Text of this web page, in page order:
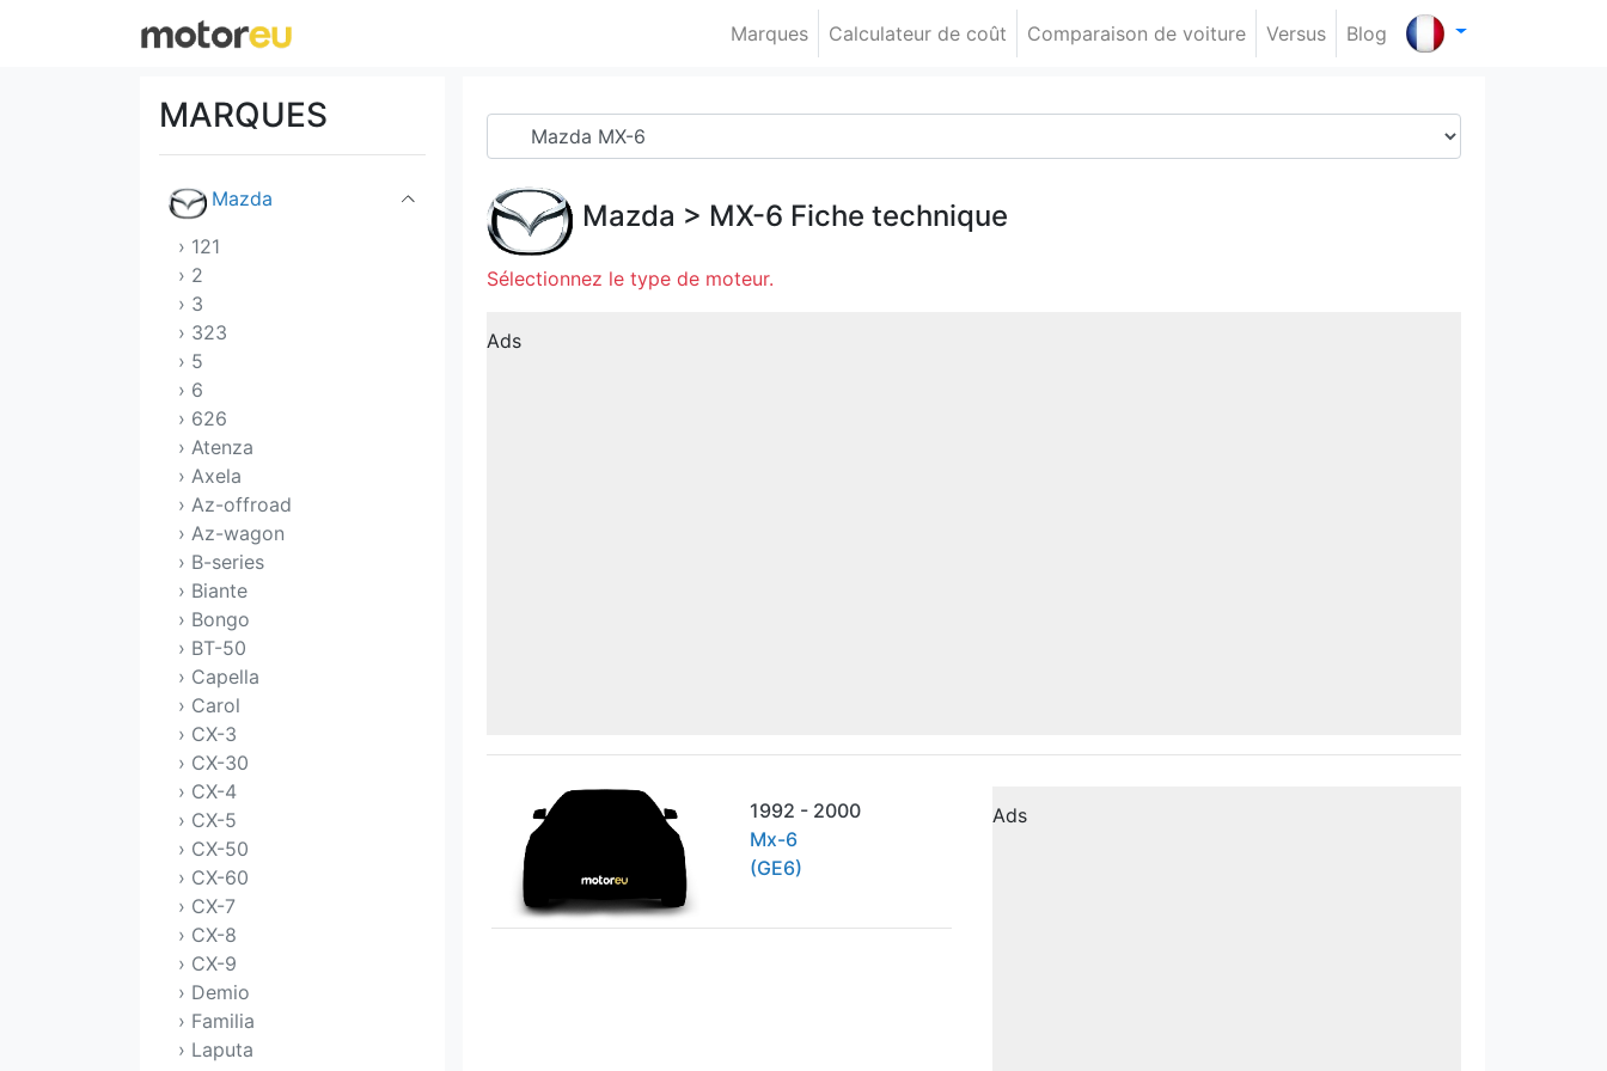
Marques Calculateur de coût Comparaison de voiture Versus Blog
MARQUES
Lucid
Mazda
› 121
› 2
› 3
› 323
› 5
› 6
› 626
› Atenza
› Axela
› Az-offroad
› Az-wagon
› B-series
› Biante
› Bongo
› BT-50
› Capella
› Carol
› CX-3
› CX-30
› CX-4
› CX-5
› CX-50
› CX-60
› CX-7
› CX-8
› CX-9
› Demio
› Familia
› Laputa
Mazda > MX-6 Fiche technique
Sélectionnez le type de moteur.
Ads
1992 - 2000
Mx-6
(GE6)
Ads